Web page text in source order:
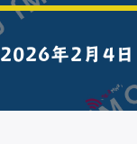
2026年2月4日